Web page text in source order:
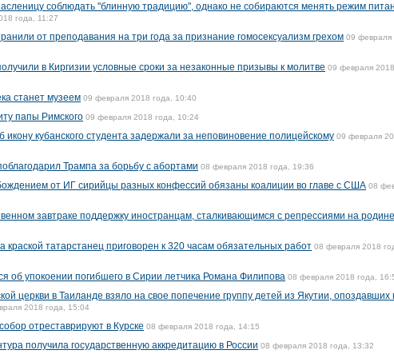
соблюдать "блинную традицию", однако не собираются менять режим
года, 11:27
от преподавания на три года за признание гомосексуализм грехом 09 февраля
в Киргизии условные сроки за незаконные призывы к молитве 09 февраля 2018
станет музеем 09 февраля 2018 года, 10:40
папы Римского 09 февраля 2018 года, 10:24
икону кубанского студента задержали за неповиновение полицейскому 09 февраля
Трампа за борьбу с абортами 08 февраля 2018 года, 19:36
от ИГ сирийцы разных конфессий обязаны коалиции во главе с США 08
завтраке поддержку иностранцам, сталкивающимся с репрессиями на родине
татарстанец приговорен к 320 часам обязательных работ 08 февраля 2018
об упокоении погибшего в Сирии летчика Романа Филипова 08 февраля 2018 года,
церкви в Таиланде взяло на свое попечение группу детей из Якутии, опоздавших
2018 года, 15:04
отреставрируют в Курске 08 февраля 2018 года, 14:15
получила государственную аккредитацию в России 08 февраля 2018 года, 13:32